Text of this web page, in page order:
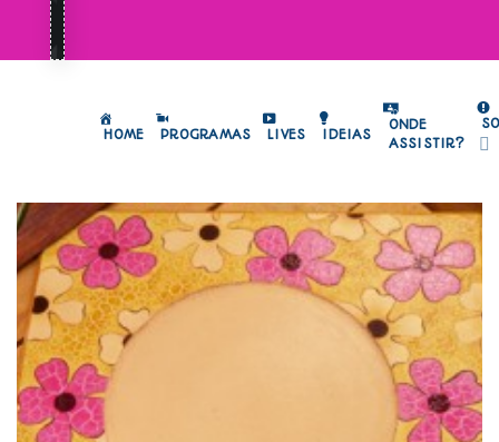
HOME PROGRAMAS LIVES IDEIAS
ONDE
ASSISTIR?